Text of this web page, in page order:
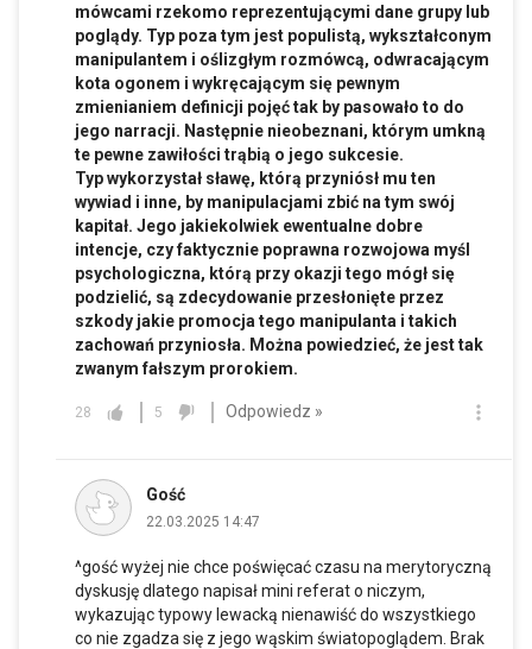
mówcami rzekomo reprezentującymi dane grupy lub
poglądy. Typ poza tym jest populistą, wykształconym
manipulantem i oślizgłym rozmówcą, odwracającym
kota ogonem i wykręcającym się pewnym
zmienianiem definicji pojęć tak by pasowało to do
jego narracji. Następnie nieobeznani, którym umkną
te pewne zawiłości trąbią o jego sukcesie.
Typ wykorzystał sławę, którą przyniósł mu ten
wywiad i inne, by manipulacjami zbić na tym swój
kapitał. Jego jakiekolwiek ewentualne dobre
intencje, czy faktycznie poprawna rozwojowa myśl
psychologiczna, którą przy okazji tego mógł się
podzielić, są zdecydowanie przesłonięte przez
szkody jakie promocja tego manipulanta i takich
zachowań przyniosła. Można powiedzieć, że jest tak
zwanym fałszym prorokiem.
28 5 Odpowiedz »
Gość
22.03.2025 14:47
^gość wyżej nie chce poświęcać czasu na merytoryczną
dyskusję dlatego napisał mini referat o niczym,
wykazując typowy lewacką nienawiść do wszystkiego
co nie zgadza się z jego wąskim światopoglądem. Brak